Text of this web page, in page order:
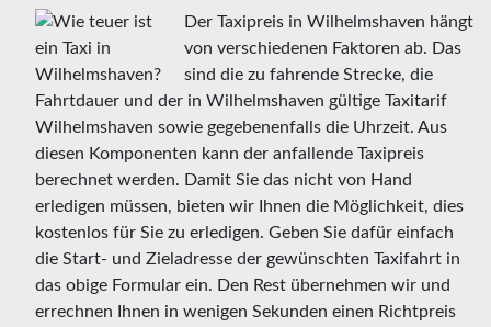
Der Taxipreis in Wilhelmshaven hängt
von verschiedenen Faktoren ab. Das
sind die zu fahrende Strecke, die
Fahrtdauer und der in Wilhelmshaven gültige Taxitarif
Wilhelmshaven sowie gegebenenfalls die Uhrzeit. Aus
diesen Komponenten kann der anfallende Taxipreis
berechnet werden. Damit Sie das nicht von Hand
erledigen müssen, bieten wir Ihnen die Möglichkeit, dies
kostenlos für Sie zu erledigen. Geben Sie dafür einfach
die Start- und Zieladresse der gewünschten Taxifahrt in
das obige Formular ein. Den Rest übernehmen wir und
errechnen Ihnen in wenigen Sekunden einen Richtpreis